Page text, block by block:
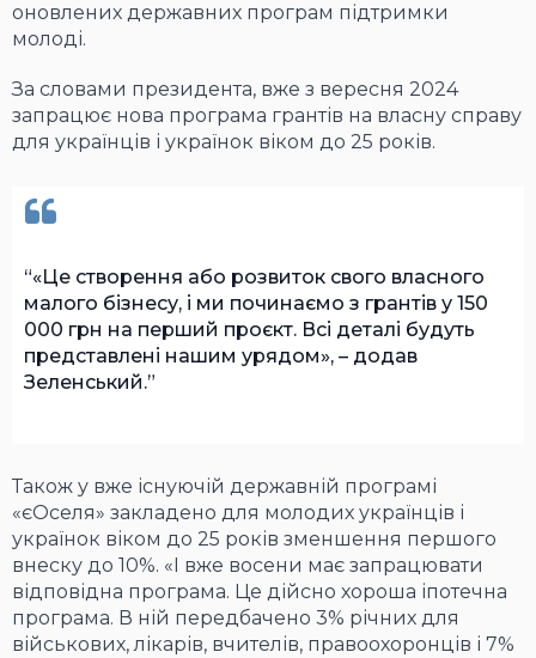
оновлених державних програм підтримки
молоді.
За словами президента, вже з вересня 2024
запрацює нова програма грантів на власну справу
для українців і українок віком до 25 років.
«Це створення або розвиток свого власного
малого бізнесу, і ми починаємо з грантів у 150
000 грн на перший проєкт. Всі деталі будуть
представлені нашим урядом», – додав
Зеленський.
Також у вже існуючій державній програмі
«єОселя» закладено для молодих українців і
українок віком до 25 років зменшення першого
внеску до 10%. «І вже восени має запрацювати
відповідна програма. Це дійсно хороша іпотечна
програма. В ній передбачено 3% річних для
військових, лікарів, вчителів, правоохоронців і 7%